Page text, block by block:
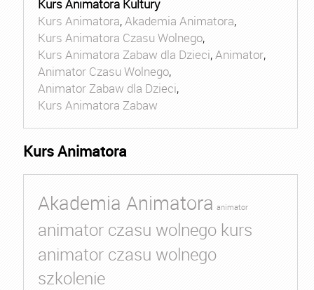
Kurs Animatora Kultury
Kurs Animatora,Akademia Animatora,
Kurs Animatora Czasu Wolnego,
Kurs Animatora Zabaw dla Dzieci,Animator,
Animator Czasu Wolnego,
Animator Zabaw dla Dzieci,
Kurs Animatora Zabaw
Kurs Animatora
Akademia Animatora animator
animator czasu wolnego kurs
animator czasu wolnego
szkolenie